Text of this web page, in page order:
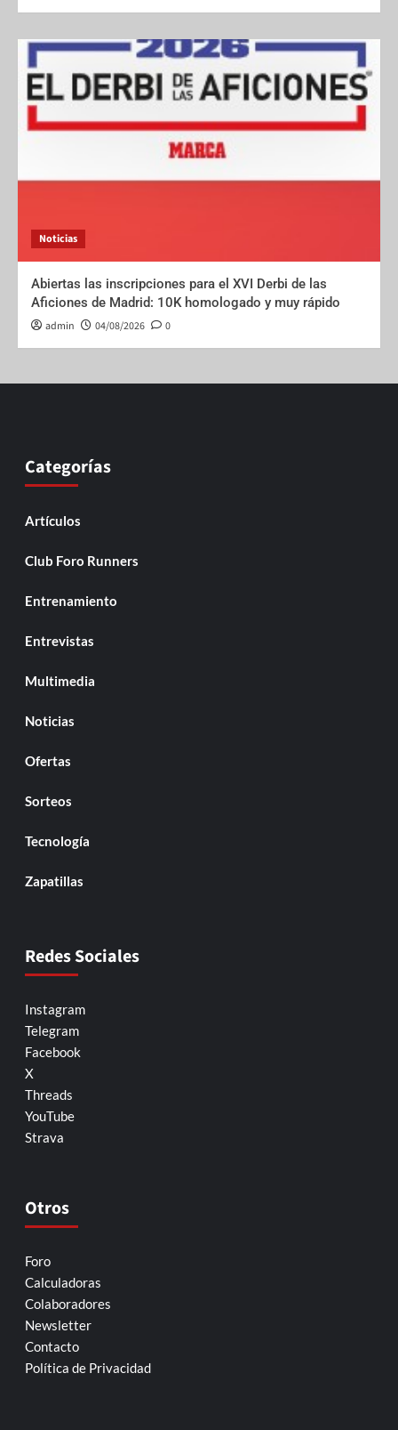
Noticias
Abiertas las inscripciones para el XVI Derbi de las
Aficiones de Madrid: 10K homologado y muy rápido
admin 04/08/2026 0
Categorías
Artículos
Club Foro Runners
Entrenamiento
Entrevistas
Multimedia
Noticias
Ofertas
Sorteos
Tecnología
Zapatillas
Redes Sociales
Instagram
Telegram
Facebook
X
Threads
YouTube
Strava
Otros
Foro
Calculadoras
Colaboradores
Newsletter
Contacto
Política de Privacidad